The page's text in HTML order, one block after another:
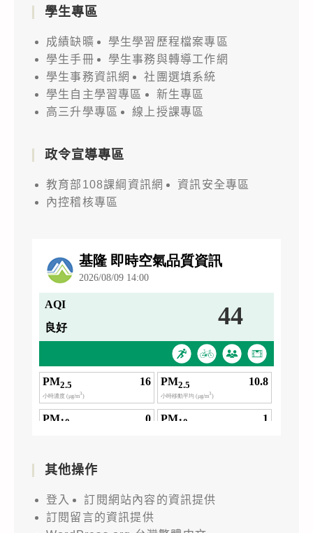
學生專區
成績缺曠
學生學習歷程檔案專區
學生手冊
學生事務與轉導工作網
學生事務資訊網
社團選填系統
學生自主學習專區
新生專區
高三升學專區
線上授課專區
政令宣導專區
教育部108課綱資訊網
資訊安全專區
內控稽核專區
其他操作
登入
訂閱網站內容的資訊提供
訂閱留言的資訊提供